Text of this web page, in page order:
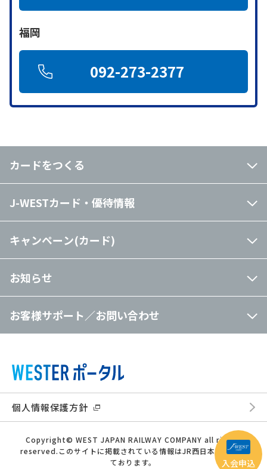
福岡
092-273-2377
入会申込
カードをつくる
J-WESTカード・優待情報
キャンペーン(カード)
お知らせ
お客様サポート／お問い合わせ
個人情報保護方針
Copyright© WEST JAPAN RAILWAY COMPANY all rights
reserved.このサイトに掲載されている情報はJR西日本が提供し
ております。